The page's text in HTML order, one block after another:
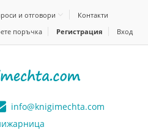
и отговори
Контакти
поръчка Регистрация Вход
info@knigimechta.com